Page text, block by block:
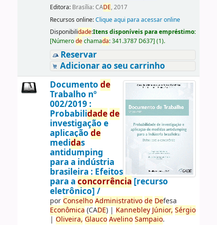
Editora: Brasília: CADE, 2017
Recursos online:Clique aqui para acessar online
Disponibilidade:Itens disponíveis para empréstimo:
[Númerodechamada:341.3787 D637] (1).
Reservar
Adicionar ao seu carrinho
Documento de
Trabalho nº
002/2019 :
Probabilidadede
investigação e
aplicação de
medidas
antidumping
para a indústria
brasileira : Efeitos
para a concorrência [recurso
eletrônico] /
porConselho Administrativo de Defesa
Econômica (CADE)| Kannebley Júnior, Sérgio
| Oliveira, Glauco Avelino Sampaio.